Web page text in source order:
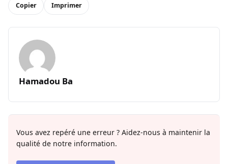
Copier Imprimer
Hamadou Ba
Vous avez repéré une erreur ? Aidez-nous à maintenir la
qualité de notre information.